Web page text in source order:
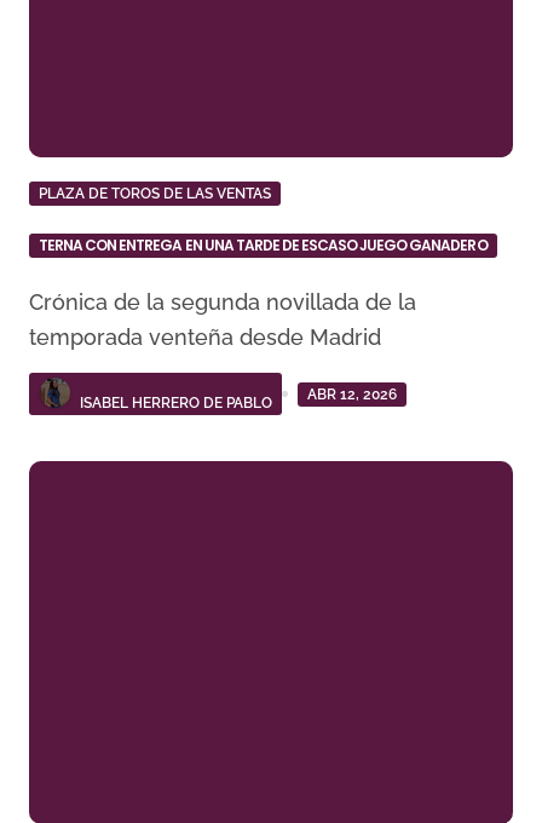
PLAZA DE TOROS DE LAS VENTAS
TERNA CON ENTREGA EN UNA TARDE DE ESCASO JUEGO GANADERO
Crónica de la segunda novillada de la
temporada venteña desde Madrid
ISABEL HERRERO DE PABLO
ABR 12, 2026